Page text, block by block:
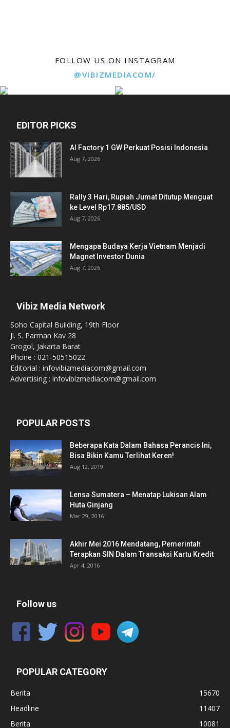
FOLLOW US ON INSTAGRAM
@VIBIZMEDIACOM/
EDITOR PICKS
AI Factory 1 GW Perkuat Posisi Indonesia
Aug 7, 2026
Rally 3 Hari, Rupiah Jumat Ditutup Menguat
ke Level Rp17.885/USD
Aug 7, 2026
Mengapa Budaya Kerja Vietnam Menjadi
Magnet Investor Dunia
Aug 7, 2026
Vibiz Media Network
Soho Capital Building, 19th Floor
Jl. S. Parman Kav 28
Grogol, Jakarta Barat
Phone : 021-50515022
Editorial : infovibizmediacom@gmail.com
Advertising : infovibizmediacom@gmail.com
POPULAR POSTS
Beberapa Kata Dalam Bahasa Perancis Ini,
Bisa Bikin Kamu Terlihat Keren!
Aug 12, 2019
Lensa Sumatera – Menatap Lukisan Alam
Huta Ginjang
Mar 29, 2016
Akhir Mei 2016 Mendatang, Pemerintah
Terapkan SIN Dalam Transaksi Kartu Kredit
Apr 4, 2016
Follow us
POPULAR CATEGORY
Berita
15670
Headline
11407
Berita
10081